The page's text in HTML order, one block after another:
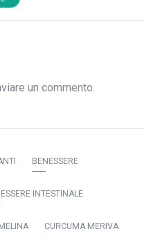
un commento.
BENESSERE
INTESTINALE
CURCUMA MERIVA